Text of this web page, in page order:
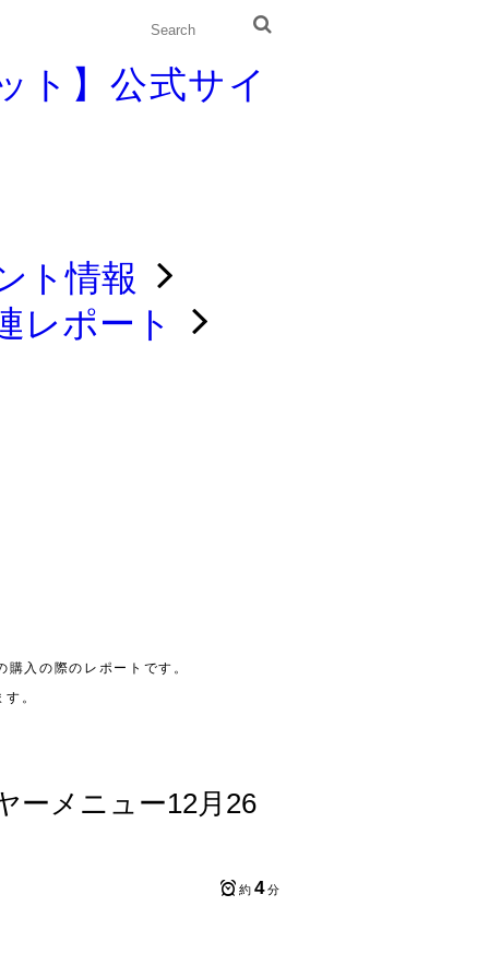
ト情報
レポート
入の際のレポートです。
。
ーメニュー12月26
約 4分